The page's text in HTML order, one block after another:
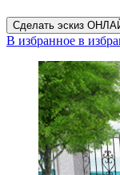
Сделать эскиз
В избранное в